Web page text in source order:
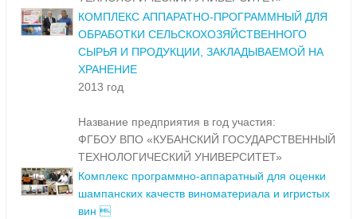
КОМПЛЕКС АППАРАТНО-ПРОГРАММНЫЙ ДЛЯ
ОБРАБОТКИ СЕЛЬСКОХОЗЯЙСТВЕННОГО
СЫРЬЯ И ПРОДУКЦИИ, ЗАКЛАДЫВАЕМОЙ НА
ХРАНЕНИЕ
2013 год
Название предприятия в год участия:
ФГБОУ ВПО «КУБАНСКИЙ ГОСУДАРСТВЕННЫЙ
ТЕХНОЛОГИЧЕСКИЙ УНИВЕРСИТЕТ»
Комплекс программно-аппаратный для оценки
шампанских качеств виноматериала и игристых
вин 